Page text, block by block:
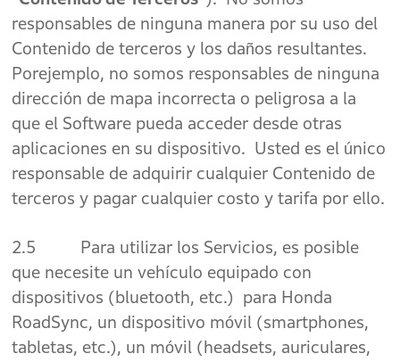
responsables de ninguna manera por su uso del
Contenido de terceros y los daños resultantes.
Porejemplo, no somos responsables de ninguna
dirección de mapa incorrecta o peligrosa a la
que el Software pueda acceder desde otras
aplicaciones en su dispositivo. Usted es el único
responsable de adquirir cualquier Contenido de
terceros y pagar cualquier costo y tarifa por ello.
2.5 Para utilizar los Servicios, es posible
que necesite un vehículo equipado con
dispositivos (bluetooth, etc.) para Honda
RoadSync, un dispositivo móvil (smartphones,
tabletas, etc.), un móvil (headsets, auriculares,